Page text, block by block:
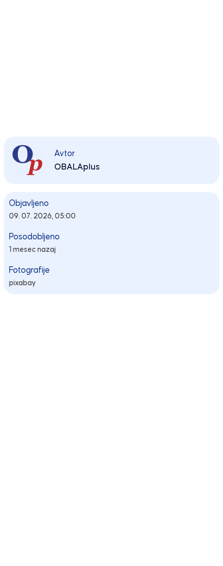
Avtor
OBALAplus
Objavljeno
09. 07. 2026, 05:00
Posodobljeno
1 mesec nazaj
Fotografije
pixabay